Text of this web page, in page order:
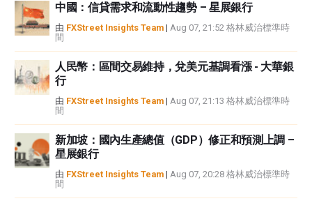
如果文章正文中沒有明確提到，在撰寫本文時，作者在本文中提到的任何股票
中都沒有頭寸，也沒有與文中提到的任何公司有業務關係。除了FXStreet，作
者沒有收到撰寫這篇文章的報酬。
FXStreet和作者不提供個性化的建議。作者對該資訊的準確性、完整性或適用
性不作任何陳述。FXStreet和作者將不承擔任何錯誤，遺漏或任何損失，傷害
或損害由此資訊及其顯示或使用引起的。錯誤和遺漏除外。本文作者和
FXStreet並非註冊投資顧問，本文內容無意提供任何投資建議。
中國：信貸需求和流動性趨勢 – 星展銀行
由 FXStreet Insights Team | Aug 07, 21:52 格林威治標準時
間
人民幣：區間交易維持，兌美元基調看漲 - 大華銀
行
由 FXStreet Insights Team | Aug 07, 21:13 格林威治標準時
間
新加坡：國內生產總值（GDP）修正和預測上調 –
星展銀行
由 FXStreet Insights Team | Aug 07, 20:28 格林威治標準時
間